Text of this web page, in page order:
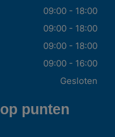
09:00 - 18:00
09:00 - 18:00
09:00 - 18:00
09:00 - 16:00
Gesloten
punten